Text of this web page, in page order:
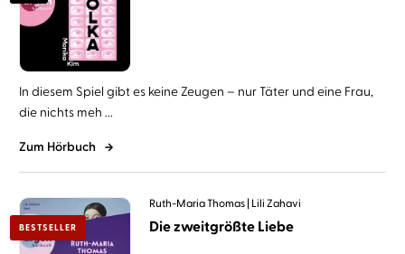
In diesem Spiel gibt es keine Zeugen – nur Täter und eine Frau,
die nichts meh ...
Zum Hörbuch
BESTSELLER
Ruth-Maria Thomas Lili Zahavi
Die zweitgrößte Liebe